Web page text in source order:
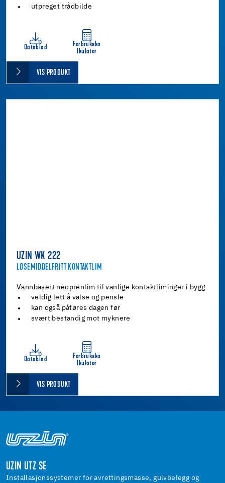
utpreget trådbilde
Datablad
Forbrukska
lkulator
VIS PRODUKT
UZIN WK 222
LØSEMIDDELFRITT KONTAKTLIM
Vannbasert neoprenlim til vanlige kontaktliminger i bygg
veldig lett å valse og pensle
kan også påføres dagen før
svært bestandig mot myknere
Datablad
Forbrukska
lkulator
VIS PRODUKT
UZIN UTZ SE
Installasjonssystemer for avrettingsmasse, gulvbelegg og